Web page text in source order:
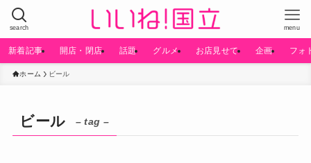
search menu
新着記事 開店・閉店 話題 グルメ お店見せて 企画 フォ
ホーム ビール
ビール – tag –